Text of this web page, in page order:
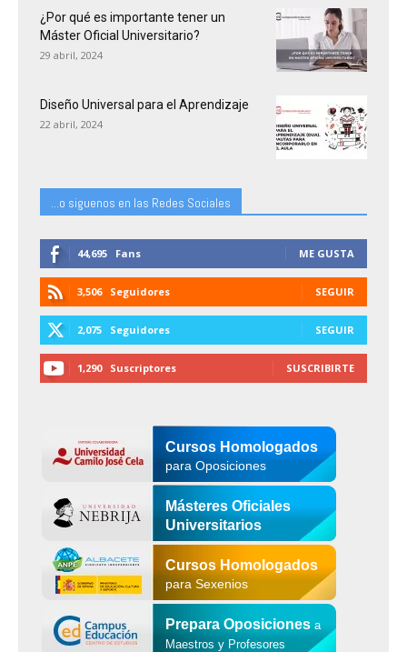
¿Por qué es importante tener un
Máster Oficial Universitario?
29 abril, 2024
Diseño Universal para el Aprendizaje
22 abril, 2024
...o siguenos en las Redes Sociales
44,695 Fans ME GUSTA
3,506 Seguidores SEGUIR
2,075 Seguidores SEGUIR
1,290 Suscriptores SUSCRIBIRTE
Cursos Homologados
para Oposiciones
Másteres Oficiales
Universitarios
Cursos Homologados
para Sexenios
Prepara Oposiciones a
Maestros y Profesores